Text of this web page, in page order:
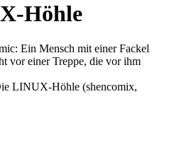
Höhle
LINUX-Höhle (shencomix,